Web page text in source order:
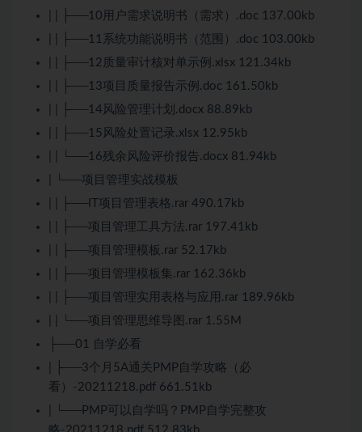
| | ├──10用户需求说明书（需求）.doc 137.00kb
| | ├──11系统功能说明书（范围）.doc 103.00kb
| | ├──12质量审计核对单示例.xlsx 121.34kb
| | ├──13项目质量报告示例.doc 161.50kb
| | ├──14风险管理计划.docx 88.89kb
| | ├──15风险处置记录.xlsx 12.95kb
| | └──16残余风险评价报告.docx 81.94kb
| └──项目管理实战模板
| | ├──IT项目管理表格.rar 490.17kb
| | ├──项目管理工具方法.rar 197.41kb
| | ├──项目管理模板.rar 52.17kb
| | ├──项目管理模板集.rar 162.36kb
| | ├──项目管理实用表格与应用.rar 189.96kb
| | └──项目管理思维导图.rar 1.55M
├──01 自学必看
| ├──3个月5A通关PMP自学攻略（必
看）-20211218.pdf 661.51kb
| └──PMP可以自学吗？PMP自学完整攻